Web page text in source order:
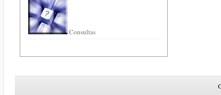
Consultas